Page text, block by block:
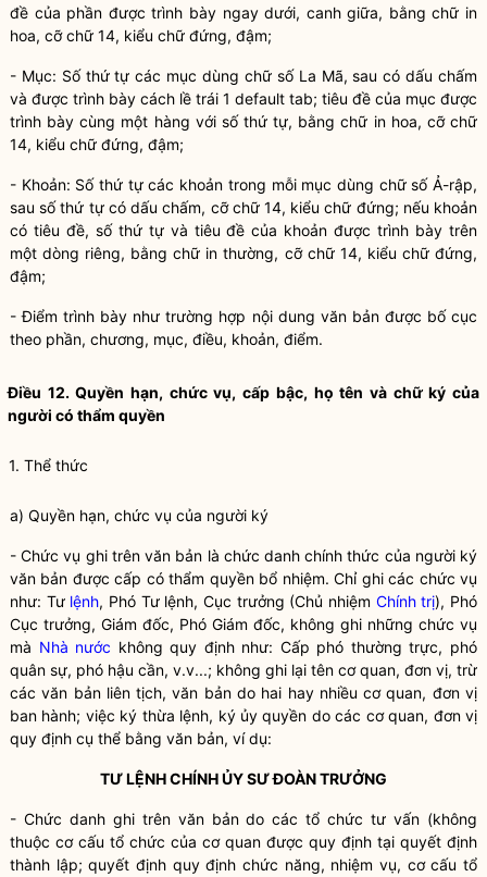
đề của phần được trình bày ngay dưới, canh giữa, bằng chữ in
hoa, cỡ chữ 14, kiểu chữ đứng, đậm;
- Mục: Số thứ tự các mục dùng chữ số La Mã, sau có dấu chấm
và được trình bày cách lề trái 1 default tab; tiêu đề của mục được
trình bày cùng một hàng với số thứ tự, bằng chữ in hoa, cỡ chữ
14, kiểu chữ đứng, đậm;
- Khoản: Số thứ tự các khoản trong mỗi mục dùng chữ số Ả-rập,
sau số thứ tự có dấu chấm, cỡ chữ 14, kiểu chữ đứng; nếu khoản
có tiêu đề, số thứ tự và tiêu đề của khoản được trình bày trên
một dòng riêng, bằng chữ in thường, cỡ chữ 14, kiểu chữ đứng,
đậm;
- Điểm trình bày như trường hợp nội dung văn bản được bố cục
theo phần, chương, mục, điều, khoản, điểm.
Điều 12.Quyền hạn, chức vụ, cấp bậc, họ tên và chữ ký của
người có thẩm quyền
1. Thể thức
a) Quyền hạn, chức vụ của người ký
- Chức vụ ghi trên văn bản là chức danh chính thức của người ký
văn bản được cấp có thẩm quyềnbổ nhiệm. Chỉ ghi các chức vụ
như: Tư lệnh, Phó Tư lệnh, Cục trưởng (Chủ nhiệm Chính trị), Phó
Cục trưởng, Giám đốc, Phó Giám đốc, không ghi những chức vụ
mà Nhà nước không quy định như: Cấp phó thường trực, phó
quân sự, phó hậu cần, v.v...; không ghi lại tên cơ quan, đơn vị, trừ
các văn bản liên tịch, văn bản do hai hay nhiều cơ quan, đơn vị
ban hành; việc ký thừa lệnh, ký ủyquyền do các cơ quan, đơn vị
quy định cụ thể bằng văn bản, ví dụ:
TƯ LỆNH CHÍNH ỦY SƯ ĐOÀN TRƯỞNG
- Chức danh ghi trên văn bản do các tổ chức tư vấn (không
thuộc cơ cấu tổ chức của cơ quan được quy định tại quyết định
thành lập; quyết định quy định chức năng, nhiệm vụ, cơ cấu tổ